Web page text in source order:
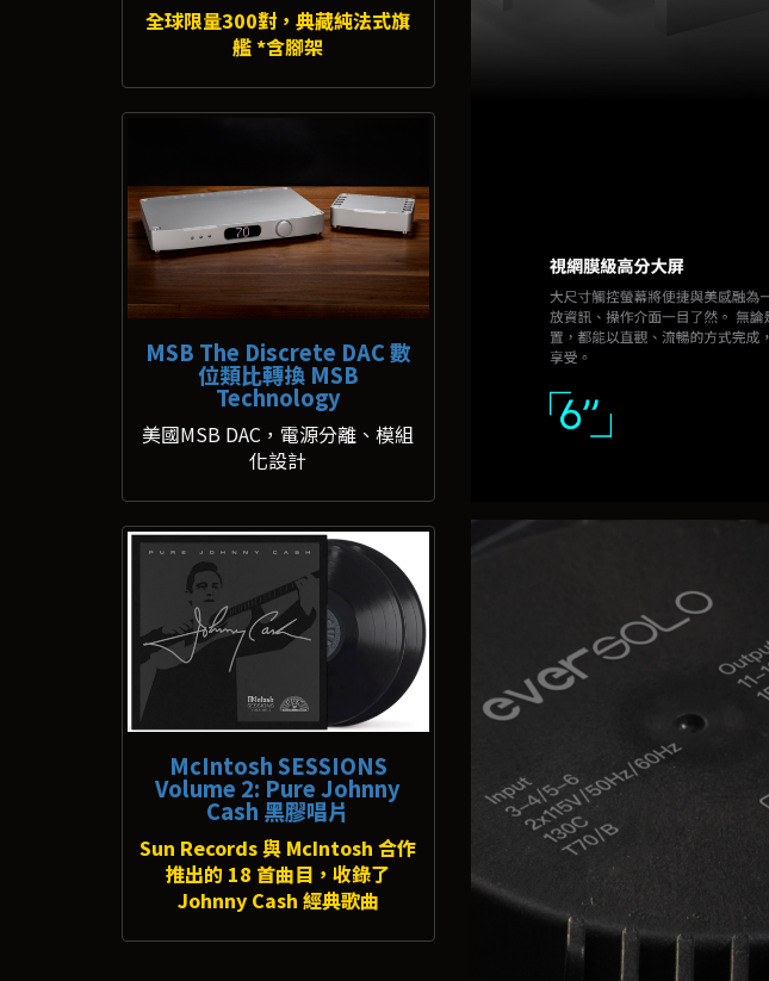
全球限量300對，典藏純法式旗
艦 *含腳架
MSB The Discrete DAC 數
位類比轉換 MSB
Technology
美國MSB DAC，電源分離、模組
化設計
McIntosh SESSIONS
Volume 2: Pure Johnny
Cash 黑膠唱片
Sun Records 與 McIntosh 合作
推出的 18 首曲目，收錄了
Johnny Cash 經典歌曲